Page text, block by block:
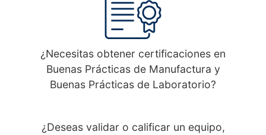
¿Necesitas obtener certificaciones en
Buenas Prácticas de Manufactura y
Buenas Prácticas de Laboratorio?
¿Deseas validar o calificar un equipo,